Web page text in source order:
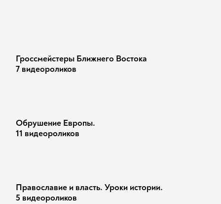
Гроссмейстеры Ближнего Востока
7 видеороликов
Обрушение Европы.
11 видеороликов
Православие и власть. Уроки истории.
5 видеороликов